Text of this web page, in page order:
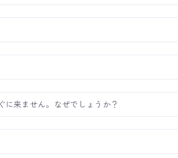
来ません。なぜでしょうか？